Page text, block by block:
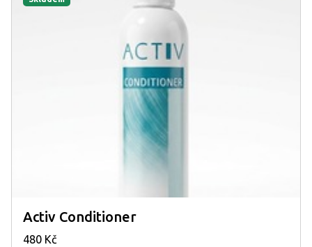
Activ Conditioner
480 Kč